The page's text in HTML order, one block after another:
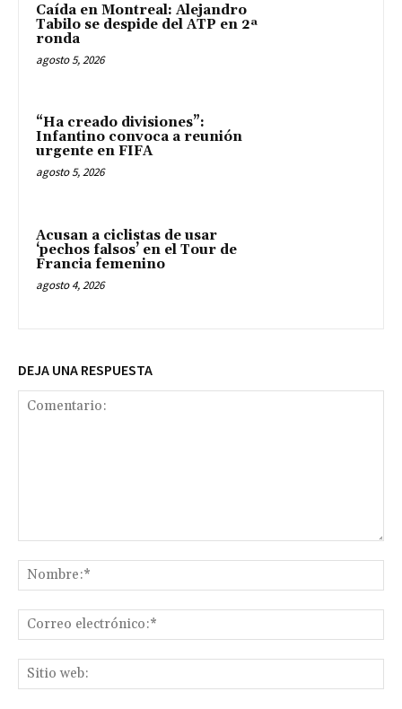
Caída en Montreal: Alejandro
Tabilo se despide del ATP en 2ª
ronda
agosto 5, 2026
“Ha creado divisiones”:
Infantino convoca a reunión
urgente en FIFA
agosto 5, 2026
Acusan a ciclistas de usar
‘pechos falsos’ en el Tour de
Francia femenino
agosto 4, 2026
DEJA UNA RESPUESTA